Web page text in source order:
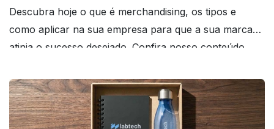
Descubra hoje o que é merchandising, os tipos e
como aplicar na sua empresa para que a sua marca
atinja o sucesso desejado. Confira nosso conteúdo